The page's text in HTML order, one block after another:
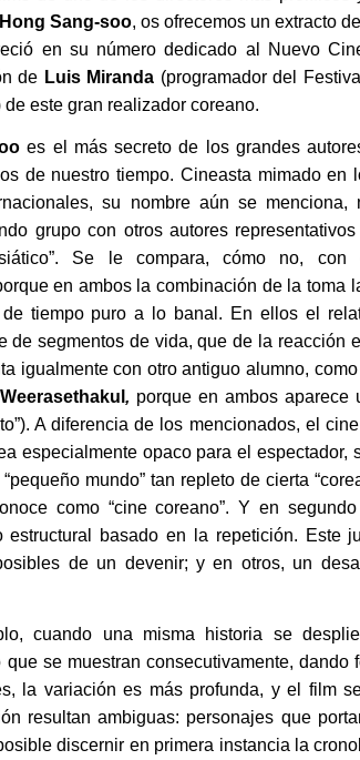
Hong Sang-soo, os ofrecemos un extracto del
en su número dedicado al Nuevo
de Luis Miranda (programador del Festival
este gran realizador coreano.
es el más secreto de los grandes
de nuestro tiempo. Cineasta mimado
su nombre aún se
grupo con otros autores
Se le compara, cómo no, con
en ambos la combinación de la toma
tiempo puro a lo banal. En ellos el
de segmentos de vida, que de la reacción
igualmente con otro antiguo alumno,
, porque en ambos aparece
A diferencia de los mencionados, el
especialmente opaco para el espectador,
mundo” tan repleto de cierta
como “cine coreano”. Y en
basado en la repetición. Este
de un devenir; y en otros, un
cuando una misma historia se
se muestran consecutivamente, dando
la variación es más profunda, y el film
resultan ambiguas: personajes que
discernir en primera instancia la